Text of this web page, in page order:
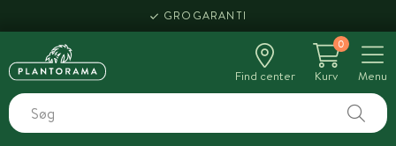
GROGARANTI
Find center
0
Kurv
Menu